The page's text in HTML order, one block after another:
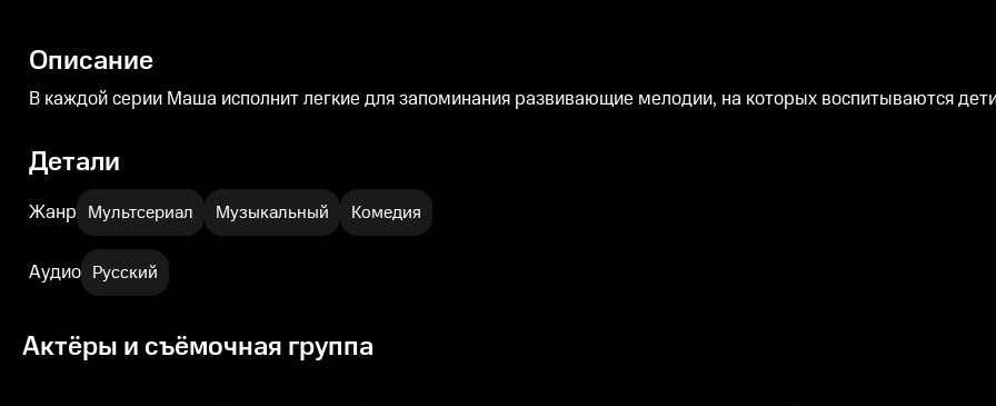
Описание
В каждой серии Маша исполнит легкие для запоминания развивающие мелодии, на которых воспитываются
Детали
Жанр Мультсериал Музыкальный Комедия
Аудио Русский
Актёры и съёмочная группа